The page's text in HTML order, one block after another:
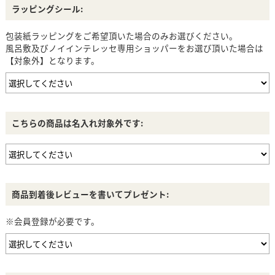
ラッピングシール:
包装紙ラッピングをご希望頂いた場合のみお選びください。
風呂敷及びノイインテレッセ専用ショッパーをお選び頂いた場合は
【対象外】となります。
こちらの商品は名入れ対象外です:
商品到着後レビューを書いてプレゼント:
※会員登録が必要です。